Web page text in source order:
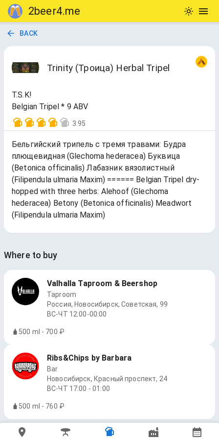
2beer4.me
BACK
Trinity (Троица) Herbal Tripel
T.S.K!
Belgian Tripel * 9 ABV
3.95
Бельгийский трипель с тремя травами: Будра
плющевидная (Glechoma hederacea) Буквица
(Betonica officinalis) Лабазник вязолистный
(Filipendula ulmaria Maxim) ====== Belgian Tripel dry-
hopped with three herbs: Alehoof (Glechoma
hederacea) Betony (Betonica officinalis) Meadwort
(Filipendula ulmaria Maxim)
Where to buy
Valhalla Taproom & Beershop
Taproom
Россия, Новосибирск, Советская, 99
ВС-ЧТ 12:00-00:00
500 ml - 700 ₽
Ribs&Chips by Barbara
Bar
Новосибирск, Красный проспект, 24
ВС-ЧТ 17:00 - 01:00
500 ml - 760 ₽